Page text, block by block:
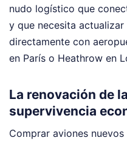
nudo logístico que
y que necesita
directamente con
en París o Heathrow en
La renovación de
supervivencia
Comprar aviones